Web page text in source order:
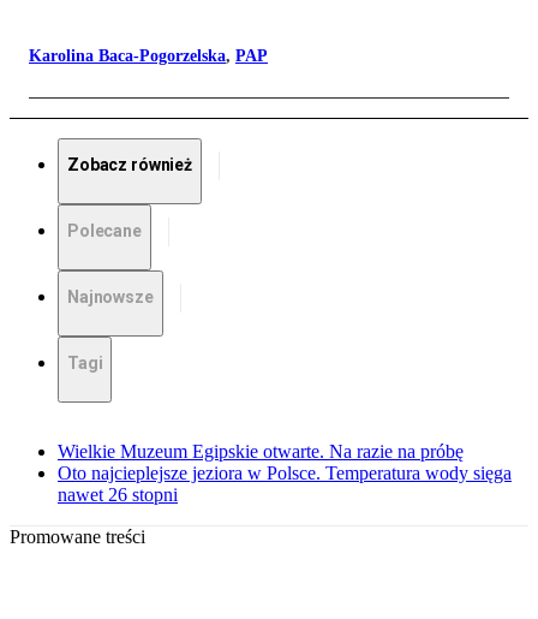
Karolina Baca-Pogorzelska, PAP
Zobacz również
Polecane
Najnowsze
Tagi
Wielkie Muzeum Egipskie otwarte. Na razie na próbę
Oto najcieplejsze jeziora w Polsce. Temperatura wody sięga
nawet 26 stopni
Promowane treści